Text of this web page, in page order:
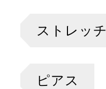
ストレッチ
ピアス